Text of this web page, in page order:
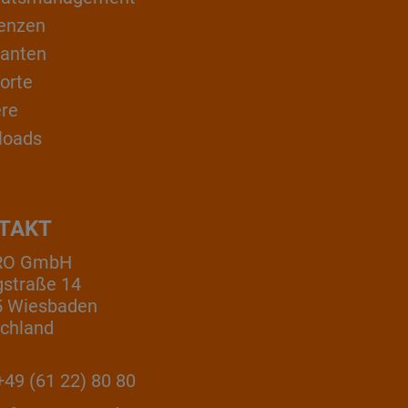
GmbH
14
Wiesbaden
(61 22) 80 80